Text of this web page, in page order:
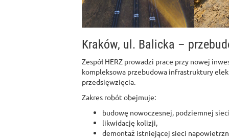
Kraków, ul. Balicka –
Zespół HERZ prowadzi prace przy nowej
kompleksowa przebudowa infrastruktury
przedsięwzięcia.
Zakres robót obejmuje:
budowę nowoczesnej, podziemnej
likwidację kolizji,
demontaż istniejącej sieci